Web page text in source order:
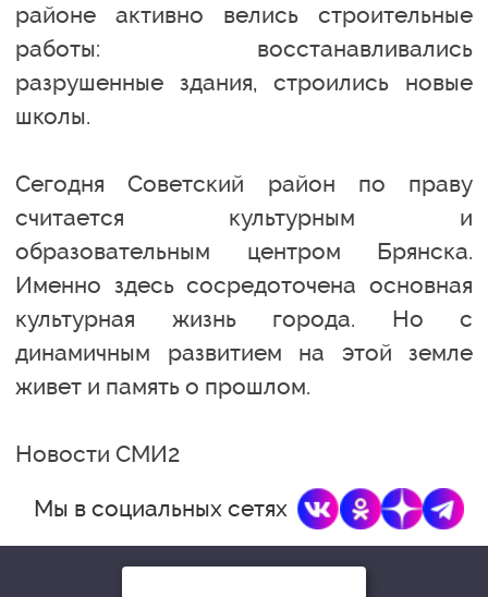
районе активно велись строительные
работы: восстанавливались
разрушенные здания, строились новые
школы.
Сегодня Советский район по праву
считается культурным и
образовательным центром Брянска.
Именно здесь сосредоточена основная
культурная жизнь города. Но с
динамичным развитием на этой земле
живет и память о прошлом.
Новости СМИ2
Мы в социальных сетях